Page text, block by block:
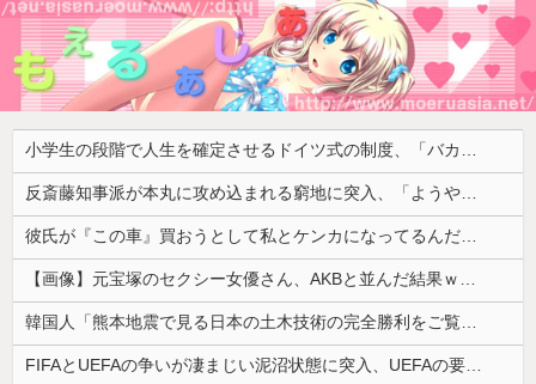
小学生の段階で人生を確定させるドイツ式の制度、「バカを振い落せるから合理的だ」と自惚れていた結果……
反斎藤知事派が本丸に攻め込まれる窮地に突入、「ようやく反撃のターンやね」と手際の良さに感心する人が続出中
彼氏が『この車』買おうとして私とケンカになってるんだけどｗｗｗｗｗｗ
【画像】元宝塚のセクシー女優さん、AKBと並んだ結果ｗｗｗｗ
韓国人「熊本地震で見る日本の土木技術の完全勝利をご覧ください」→「これはすごいわ」「こういうのを見ると日本人は何か適当に作る感じがしない・・・」...
FIFAとUEFAの争いが凄まじい泥沼状態に突入、UEFAの要求を呑んだFIFAだったがUEFA側は強硬姿勢を崩さず……